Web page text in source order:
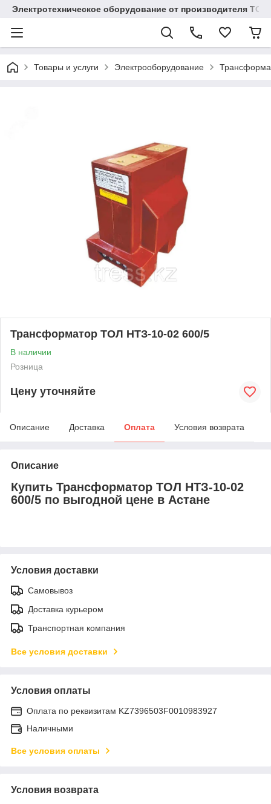
Электротехническое оборудование от производителя TOO
Товары и услуги Электрооборудование
Трансформатор ТОЛ НТЗ-10-02 600/5
В наличии
Розница
Цену уточняйте
Описание Доставка Оплата Условия возврата
Описание
Купить Трансформатор ТОЛ НТЗ-10-02
600/5 по выгодной цене в Астане
Условия доставки
Самовывоз
Доставка курьером
Транспортная компания
Все условия доставки
Условия оплаты
Оплата по реквизитам KZ7396503F0010983927
Наличными
Все условия оплаты
Условия возврата